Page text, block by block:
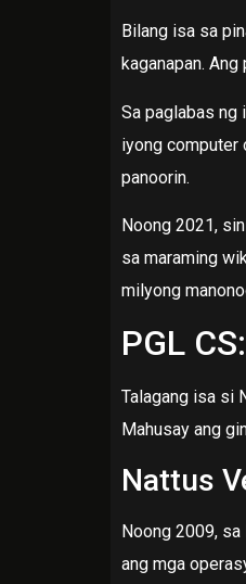
Bilang isa sa
kaganapan.
Sa paglabas ng
iyong computer
panoorin.
Noong 2021,
sa maraming
milyong
PGL
Talagang isa si
Mahusay ang
Nattus
Noong 2009,
ang mga